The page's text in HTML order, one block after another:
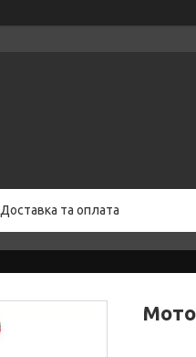
Доставка та оплата